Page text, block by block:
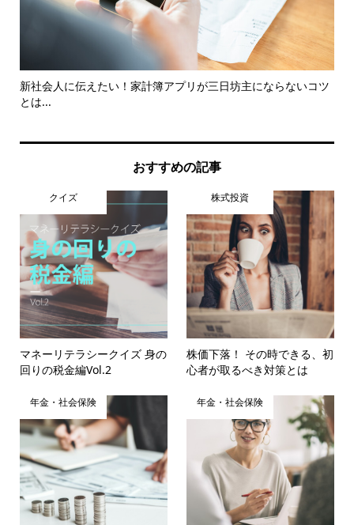
新社会人に伝えたい！家計簿アプリが三日坊主にならないコツ
とは...
おすすめの記事
クイズ
マネーリテラシークイズ 身の
回りの税金編Vol.2
株式投資
株価下落！ その時できる、初
心者が取るべき対策とは
年金・社会保険 年金・社会保険